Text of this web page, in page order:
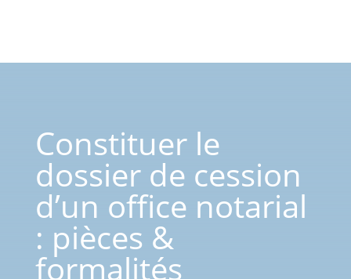
Constituer le
dossier de cession
d’un office notarial
: pièces &
formalités